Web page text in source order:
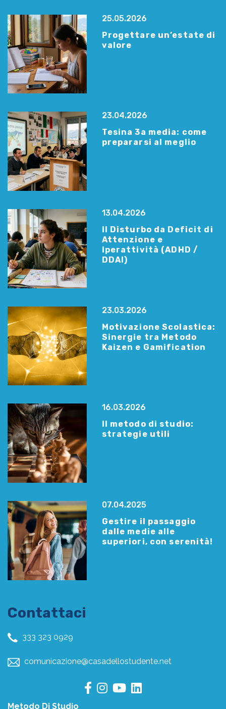
25.05.2026
Progettare un’estate di
valore
23.04.2026
Tesina 3a media: come
prepararsi al meglio
13.04.2026
Il Disturbo da Deficit di
Attenzione e
Iperattività (ADHD /
DDAI)
23.03.2026
Motivazione Scolastica:
Sinergie tra Metodo
Kaizen e Gamification
16.03.2026
Il metodo di studio:
strategie utili
07.04.2025
Gestire il passaggio
dalle medie alle
superiori, con serenità!
Contattaci
333 323 0929
comunicazione@casadellostudente.net
Metodo Di Studio